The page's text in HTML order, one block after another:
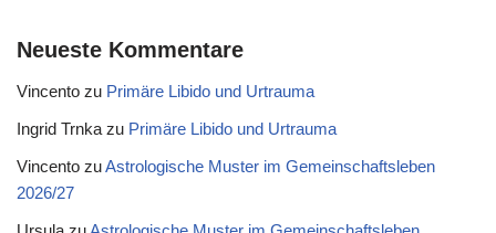
Neueste Kommentare
Vincento zu Primäre Libido und Urtrauma
Ingrid Trnka zu Primäre Libido und Urtrauma
Vincento zuAstrologische Muster im Gemeinschaftsleben
2026/27